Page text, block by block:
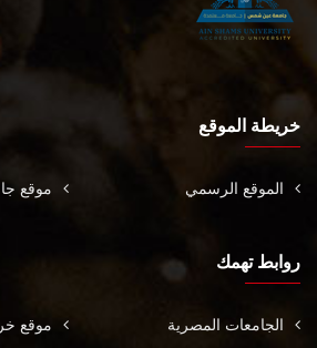
خريطة الموقع
الموقع الرسمي موقع
روابط تهمك
الجامعات المصرية موقع